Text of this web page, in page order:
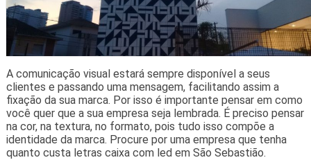
A comunicação visual estará sempre disponível a seus
clientes e passando uma mensagem, facilitando assim a
fixação da sua marca. Por isso é importante pensar em como
você quer que a sua empresa seja lembrada. É preciso pensar
na cor, na textura, no formato, pois tudo isso compõe a
identidade da marca. Procure por uma empresa que tenha
quanto custa letras caixa com led em São Sebastião.